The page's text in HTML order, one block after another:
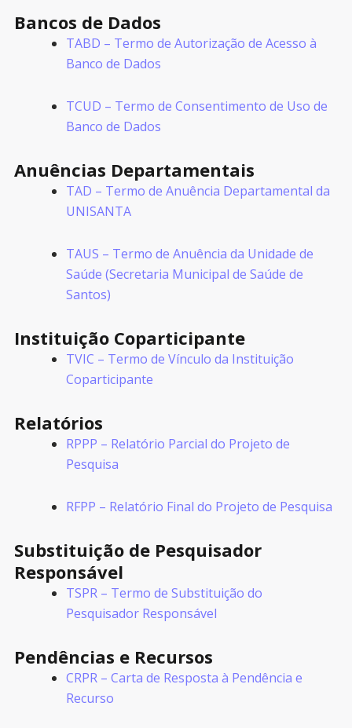
Bancos de Dados
TABD – Termo de Autorização de Acesso à
Banco de Dados
TCUD – Termo de Consentimento de Uso de
Banco de Dados
Anuências Departamentais
TAD – Termo de Anuência Departamental da
UNISANTA
TAUS – Termo de Anuência da Unidade de
Saúde (Secretaria Municipal de Saúde de
Santos)
Instituição Coparticipante
TVIC – Termo de Vínculo da Instituição
Coparticipante
Relatórios
RPPP – Relatório Parcial do Projeto de
Pesquisa
RFPP – Relatório Final do Projeto de Pesquisa
Substituição de Pesquisador
Responsável
TSPR – Termo de Substituição do
Pesquisador Responsável
Pendências e Recursos
CRPR – Carta de Resposta à Pendência e
Recurso